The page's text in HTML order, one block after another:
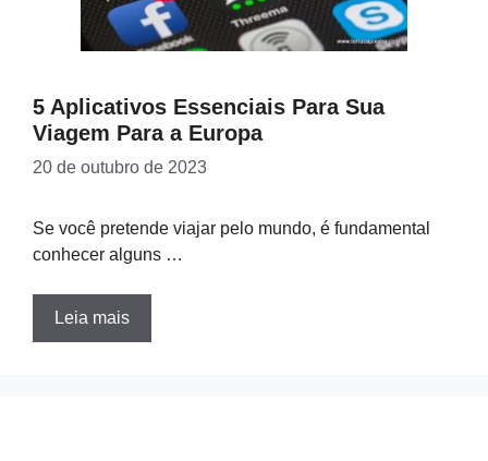
5 Aplicativos Essenciais Para Sua
Viagem Para a Europa
20 de outubro de 2023
Se você pretende viajar pelo mundo, é fundamental
conhecer alguns …
Leia mais